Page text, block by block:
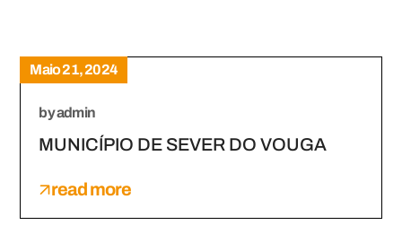
Maio 21, 2024
byadmin
MUNICÍPIO DE SEVER DO VOUGA
read more